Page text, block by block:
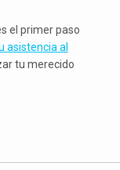
el primer paso
asistencia al
tu merecido